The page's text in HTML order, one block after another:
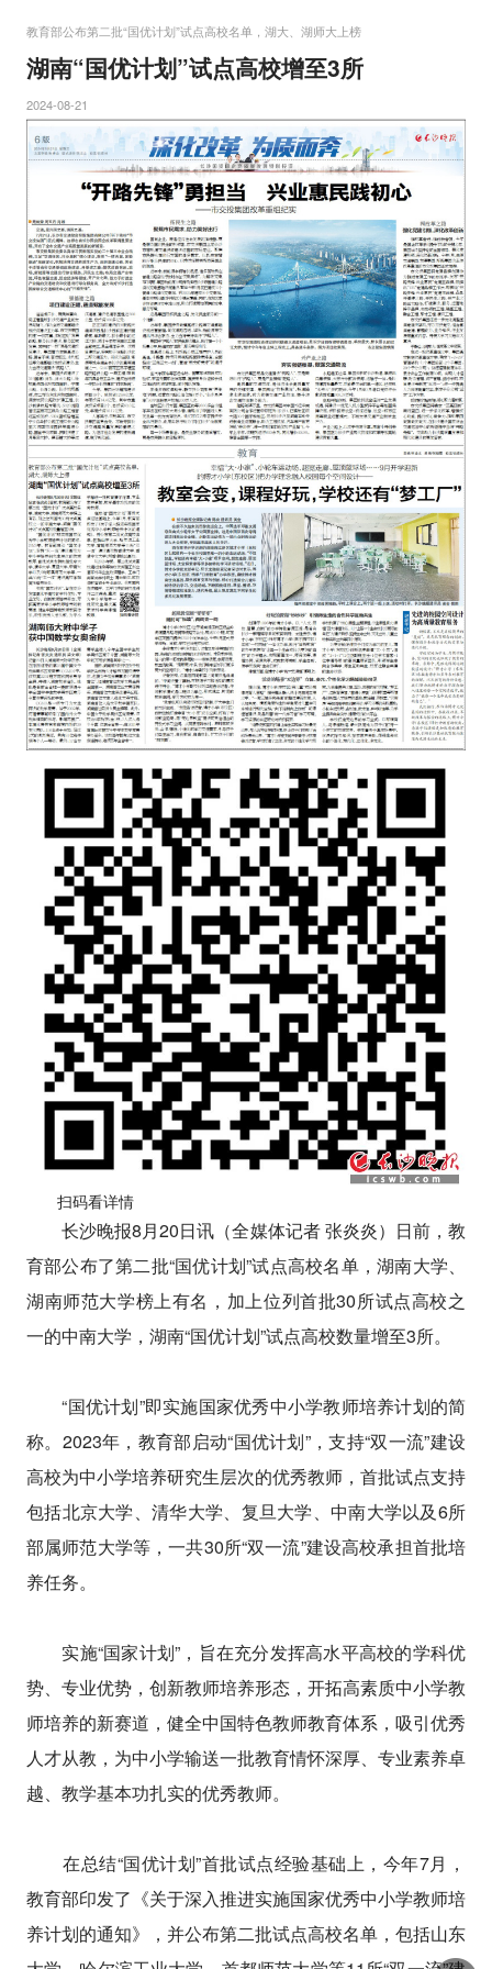
教育部公布第二批“国优计划”试点高校名单，湖大、湖师大上榜
湖南“国优计划”试点高校增至3所
2024-08-21
扫码看详情
长沙晚报8月20日讯（全媒体记者 张炎炎）日前，教
育部公布了第二批“国优计划”试点高校名单，湖南大学、
湖南师范大学榜上有名，加上位列首批30所试点高校之
一的中南大学，湖南“国优计划”试点高校数量增至3所。
“国优计划”即实施国家优秀中小学教师培养计划的简
称。2023年，教育部启动“国优计划”，支持“双一流”建设
高校为中小学培养研究生层次的优秀教师，首批试点支持
包括北京大学、清华大学、复旦大学、中南大学以及6所
部属师范大学等，一共30所“双一流”建设高校承担首批培
养任务。
实施“国家计划”，旨在充分发挥高水平高校的学科优
势、专业优势，创新教师培养形态，开拓高素质中小学教
师培养的新赛道，健全中国特色教师教育体系，吸引优秀
人才从教，为中小学输送一批教育情怀深厚、专业素养卓
越、教学基本功扎实的优秀教师。
在总结“国优计划”首批试点经验基础上，今年7月，
教育部印发了《关于深入推进实施国家优秀中小学教师培
养计划的通知》，并公布第二批试点高校名单，包括山东